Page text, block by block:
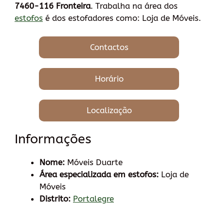
7460-116 Fronteira. Trabalha na área dos
estofos é dos estofadores como: Loja de Móveis.
Contactos
Horário
Localização
Informações
Nome: Móveis Duarte
Área especializada em estofos: Loja de
Móveis
Distrito: Portalegre